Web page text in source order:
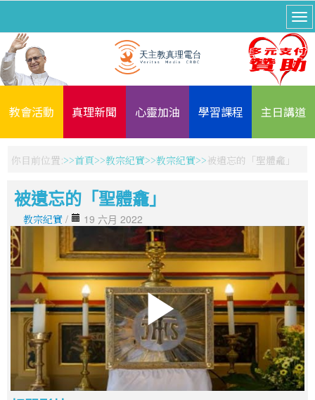
教會活動 真理新聞 心靈加油 學習課程 主日講道
你目前位置: 首頁 教宗紀實 教宗紀實 被遺忘的「聖體龕」
被遺忘的「聖體龕」
教宗紀實 / 19 六月 2022